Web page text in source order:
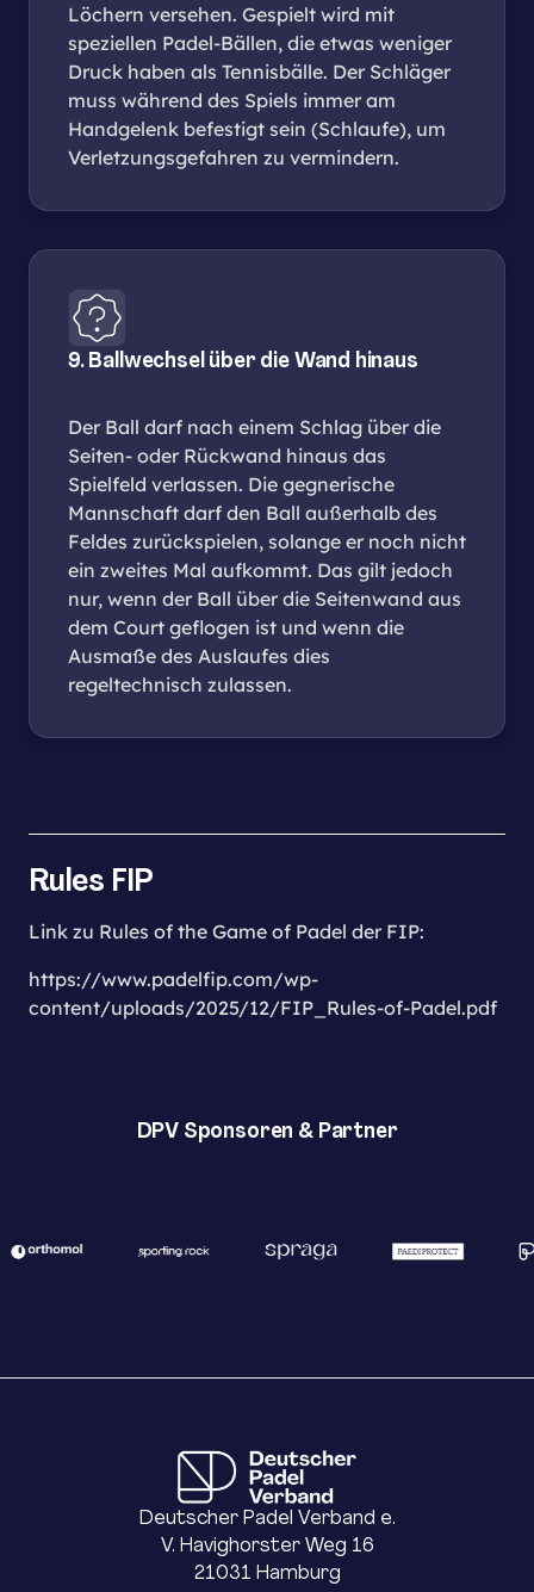
Löchern versehen. Gespielt wird mit
speziellen Padel-Bällen, die etwas weniger
Druck haben als Tennisbälle. Der Schläger
muss während des Spiels immer am
Handgelenk befestigt sein (Schlaufe), um
Verletzungsgefahren zu vermindern.
9. Ballwechsel über die Wand hinaus
Der Ball darf nach einem Schlag über die
Seiten- oder Rückwand hinaus das
Spielfeld verlassen. Die gegnerische
Mannschaft darf den Ball außerhalb des
Feldes zurückspielen, solange er noch nicht
ein zweites Mal aufkommt. Das gilt jedoch
nur, wenn der Ball über die Seitenwand aus
dem Court geflogen ist und wenn die
Ausmaße des Auslaufes dies
regeltechnisch zulassen.
Rules FIP
Link zu Rules of the Game of Padel der FIP:
https://www.padelfip.com/wp-
content/uploads/2025/12/FIP_Rules-of-Padel.pdf
DPV Sponsoren & Partner
Deutscher Padel Verband e.
V. Havighorster Weg 16
21031 Hamburg